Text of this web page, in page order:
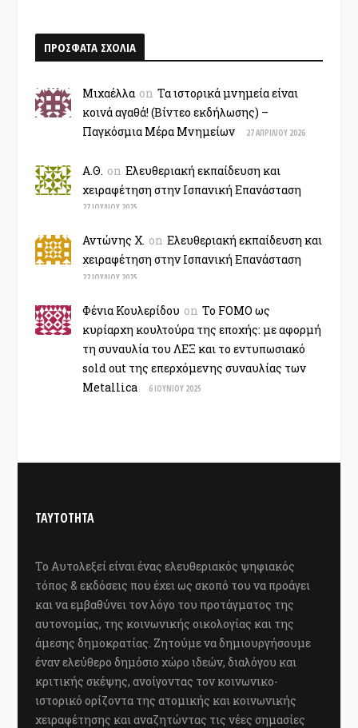
ΠΡΟΣΦΑΤΑ ΣΧΟΛΙΑ
Μιχαέλλα on Τα ιστορικά μνημεία είναι
κοινά αγαθά! (Βίντεο εκδήλωσης) –
Παγκόσμια Μέρα Μνημείων
27 ΑΠΡΙΛΊΟΥ 2026
Α.Θ. on Ελευθεριακή εκπαίδευση και
χειραφέτηση στην Ισπανική Επανάσταση
27 ΙΟΥΛΊΟΥ 2025
Αντώνης Χ. on Ελευθεριακή εκπαίδευση και
χειραφέτηση στην Ισπανική Επανάσταση
22 ΙΟΥΛΊΟΥ 2025
Φένια Κουλερίδου on Το FOMO ως
κυρίαρχη κουλτούρα της εποχής: με αφορμή
τη συναυλία του ΛΕΞ και το εντυπωσιακό
sold out της επερχόμενης συναυλίας των
Metallica
6 ΙΟΥΝΊΟΥ 2025
ΤΑΥΤΟΤΗΤΑ
Το Αυτολεξεί είναι ένας ελευθεριακός ψηφιακός
τόπος & εκδόσεις που έχει ως σκοπό του να προάγει
και να εμβαθύνει τον λόγο του προτάγματος της
αυτονομίας, της κοινωνικής οικολογίας και της
άμεσης δημοκρατίας. Ζητούμε να δημιουργήσουμε
έναν ελεύθερο δημόσιο χώρο ιδεών, διαλόγου και
κριτικής σκέψης, ανοίγοντας τον κοινωνικο-
ιστορικό ορίζοντα της ατομικής και κοινωνικής
χειραφέτησης και αναζητώντας τις νέες σημασίες